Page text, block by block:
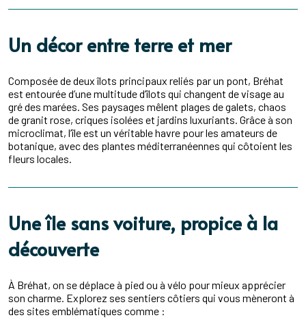
Un décor entre terre et mer
Composée de deux îlots principaux reliés par un pont, Bréhat
est entourée d’une multitude d’îlots qui changent de visage au
gré des marées. Ses paysages mêlent plages de galets, chaos
de granit rose, criques isolées et jardins luxuriants. Grâce à son
microclimat, l’île est un véritable havre pour les amateurs de
botanique, avec des plantes méditerranéennes qui côtoient les
fleurs locales.
Une île sans voiture, propice à la
découverte
À Bréhat, on se déplace à pied ou à vélo pour mieux apprécier
son charme. Explorez ses sentiers côtiers qui vous mèneront à
des sites emblématiques comme :